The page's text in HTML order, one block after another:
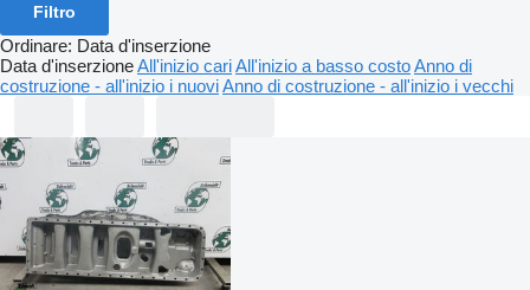
Filtro
Ordinare: Data d'inserzione
Data d'inserzioneAll'inizio cariAll'inizio a basso costoAnno di
costruzione - all'inizio i nuoviAnno di costruzione - all'inizio i vecchi